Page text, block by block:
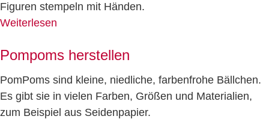
Figuren stempeln mit Händen.
Weiterlesen
Pompoms herstellen
PomPoms sind kleine, niedliche, farbenfrohe Bällchen.
Es gibt sie in vielen Farben, Größen und Materialien,
zum Beispiel aus Seidenpapier.